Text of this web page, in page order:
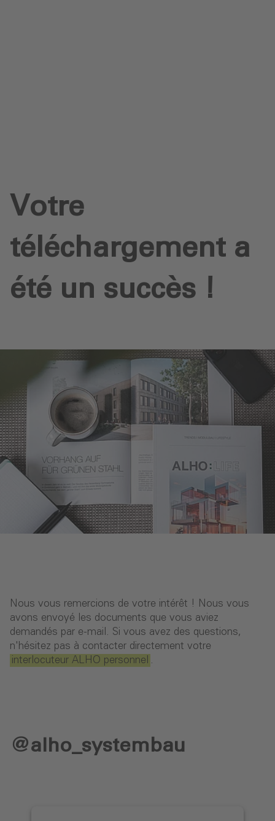
Votre
téléchargement a
été un succès !
Nous vous remercions de votre intérêt ! Nous vous
avons envoyé les documents que vous aviez
demandés par e-mail. Si vous avez des questions,
n'hésitez pas à contacter directement votre
interlocuteur ALHO personnel .
@alho_systembau